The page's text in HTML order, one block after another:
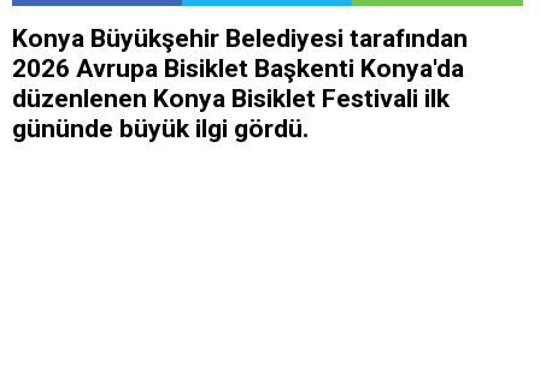
Konya Büyükşehir Belediyesi tarafından
2026 Avrupa Bisiklet Başkenti Konya'da
düzenlenen Konya Bisiklet Festivali ilk
gününde büyük ilgi gördü.